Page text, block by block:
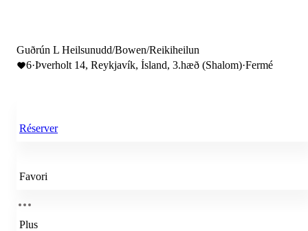
Guðrún L Heilsunudd/Bowen/Reikiheilun
6·Þverholt 14, Reykjavík, Ísland, 3.hæð (Shalom)·Fermé
Réserver
Favori
Plus